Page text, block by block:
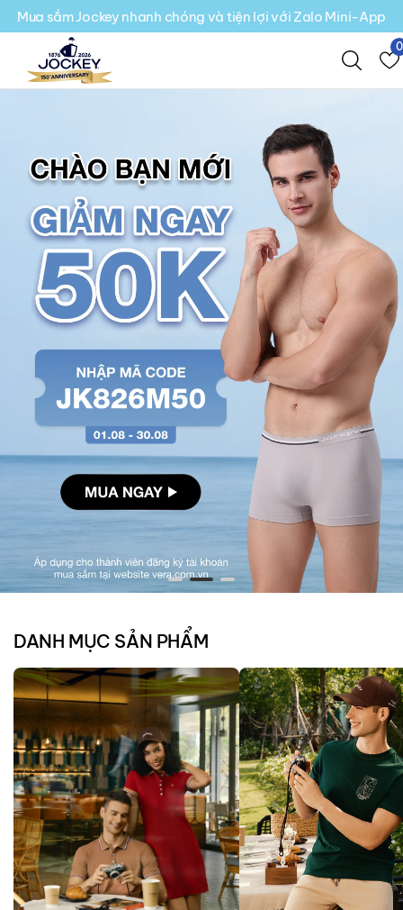
Mua sắm Jockey nhanh chóng và tiện lợi với Zalo Mini-App
0
DANH MỤC SẢN PHẨM